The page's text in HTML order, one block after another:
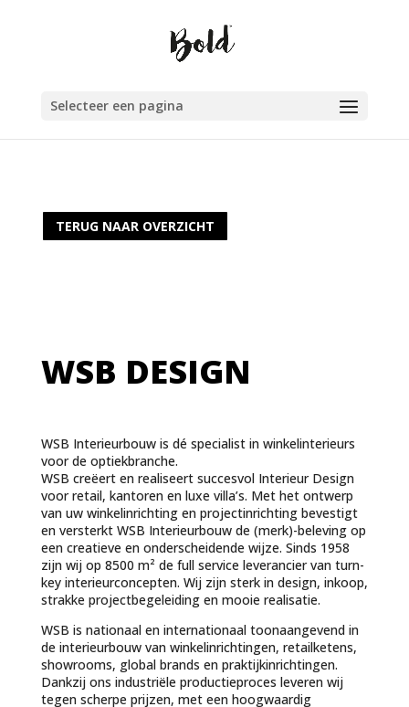
Selecteer een pagina
TERUG NAAR OVERZICHT
WSB DESIGN
WSB Interieurbouw is dé specialist in winkelinterieurs
voor de optiekbranche.
WSB creëert en realiseert succesvol Interieur Design
voor retail, kantoren en luxe villa’s. Met het ontwerp
van uw winkelinrichting en projectinrichting bevestigt
en versterkt WSB Interieurbouw de (merk)-beleving op
een creatieve en onderscheidende wijze. Sinds 1958
zijn wij op 8500 m² de full service leverancier van turn-
key interieurconcepten. Wij zijn sterk in design, inkoop,
strakke projectbegeleiding en mooie realisatie.
WSB is nationaal en internationaal toonaangevend in
de interieurbouw van winkelinrichtingen, retailketens,
showrooms, global brands en praktijkinrichtingen.
Dankzij ons industriële productieproces leveren wij
tegen scherpe prijzen, met een hoogwaardig